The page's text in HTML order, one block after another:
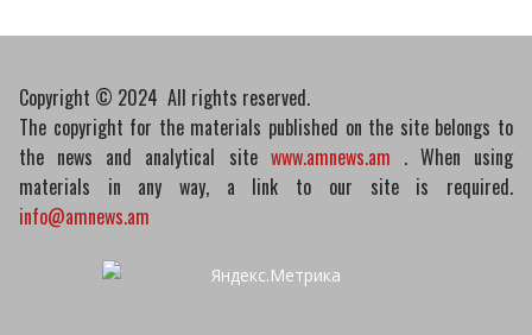
Copyright © 2024 All rights reserved.
The copyright for the materials published on the site belongs to
the news and analytical site www.amnews.am . When using
materials in any way, a link to our site is required.
info@amnews.am